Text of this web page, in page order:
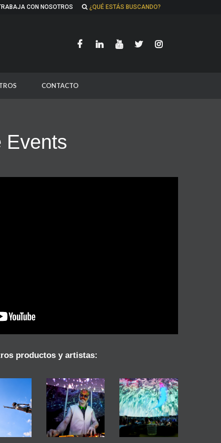
CON NOSOTROS ¿QUÉ ESTÁS BUSCANDO?
CONTACTO
Events
productos y artistas:
o
Dj
Intergaláctico
MAPPING
EN
CÚPULAS